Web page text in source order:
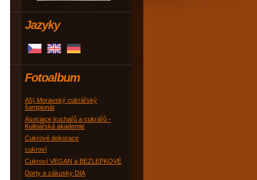
Jazyky
Fotoalbum
A5) Moravský cukrářský
šampionát
Asociace kuchařů a cukrářů -
Kulinářská akademie
Cukrové dekorace
cukroví
Cukroví VEGAN a BEZLEPKOVÉ
Dorty a zákusky DIA